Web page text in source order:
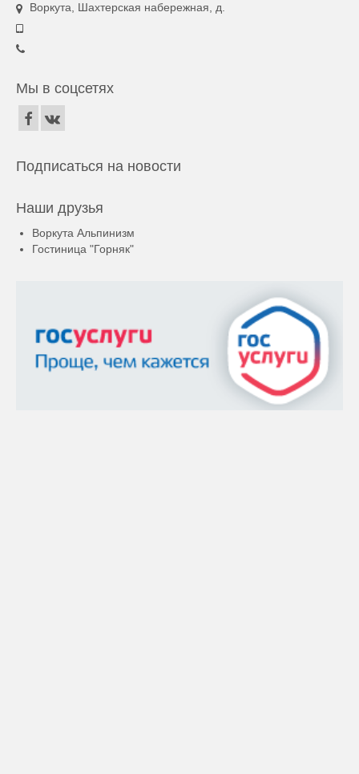
Воркута, Шахтерская набережная, д.
Мы в соцсетях
Подписаться на новости
Наши друзья
Воркута Альпинизм
Гостиница "Горняк"